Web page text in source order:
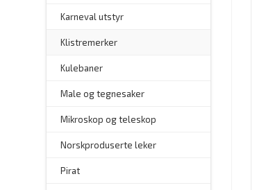
Karneval utstyr
Klistremerker
Kulebaner
Male og tegnesaker
Mikroskop og teleskop
Norskproduserte leker
Pirat